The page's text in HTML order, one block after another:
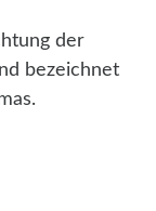
der
bezeichnet